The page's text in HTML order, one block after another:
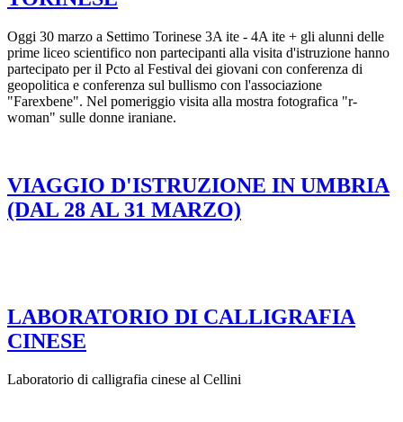
Oggi 30 marzo a Settimo Torinese 3A ite - 4A ite + gli alunni delle
prime liceo scientifico non partecipanti alla visita d'istruzione hanno
partecipato per il Pcto al Festival dei giovani con conferenza di
geopolitica e conferenza sul bullismo con l'associazione
"Farexbene". Nel pomeriggio visita alla mostra fotografica "r-
woman" sulle donne iraniane.
VIAGGIO D'ISTRUZIONE IN UMBRIA
(DAL 28 AL 31 MARZO)
LABORATORIO DI CALLIGRAFIA
CINESE
Laboratorio di calligrafia cinese al Cellini